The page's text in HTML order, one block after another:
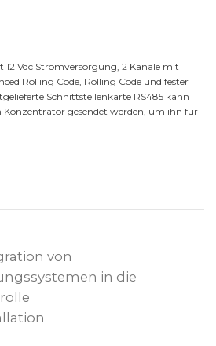
Vdc Stromversorgung, 2 Kanäle mit
Rolling Code, Rolling Code und fester
Schnittstellenkarte RS485 kann
Konzentrator gesendet werden, um ihn für
von
in die